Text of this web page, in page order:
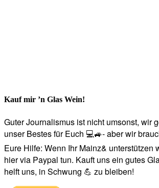
Kauf mir ’n Glas Wein!
Guter Journalismus ist nicht umsonst, wir
unser Bestes für Euch 💻🚙- aber wir
Eure Hilfe: Wenn Ihr Mainz& unterstützen
hier via Paypal tun. Kauft uns ein gutes
helft uns, in Schwung 💪 zu bleiben!